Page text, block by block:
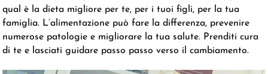
qual è la dieta migliore per te, per i tuoi figli, per la tua
famiglia. L’alimentazione può fare la differenza, prevenire
numerose patologie e migliorare la tua salute. Prenditi cura
di te e lasciati guidare passo passo verso il cambiamento.